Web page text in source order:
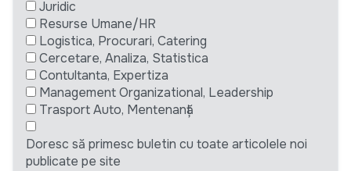
Juridic
Resurse Umane/HR
Logistica, Procurari, Catering
Cercetare, Analiza, Statistica
Contultanta, Expertiza
Management Organizational, Leadership
Trasport Auto, Mentenanță
Doresc să primesc buletin cu toate articolele noi
publicate pe site